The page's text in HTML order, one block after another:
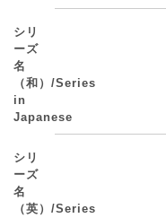
シリ
ーズ
名
（和）/Series
in
Japanese
シリ
ーズ
名
（英）/Series